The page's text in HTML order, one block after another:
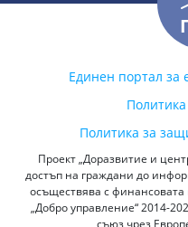
Единен портал за
Политика за
Проект „Доразвитие и
достъп на граждани до
осъществява с
„Добро управление“ 2014-
съюз чрез